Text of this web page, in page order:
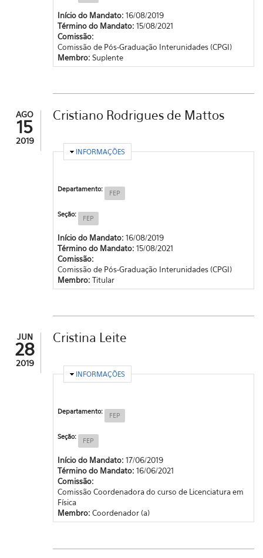
Início do Mandato: 16/08/2019
Término do Mandato: 15/08/2021
Comissão:
Comissão de Pós-Graduação Interunidades (CPGI)
Membro: Suplente
AGO
15
2019
Cristiano Rodrigues de Mattos
OCULTAR
INFORMAÇÕES
Departamento: FEP
Seção: FEP
Início do Mandato: 16/08/2019
Término do Mandato: 15/08/2021
Comissão:
Comissão de Pós-Graduação Interunidades (CPGI)
Membro: Titular
JUN
28
2019
Cristina Leite
OCULTAR
INFORMAÇÕES
Departamento: FEP
Seção: FEP
Início do Mandato: 17/06/2019
Término do Mandato: 16/06/2021
Comissão:
Comissão Coordenadora do curso de Licenciatura em
Física
Membro: Coordenador (a)